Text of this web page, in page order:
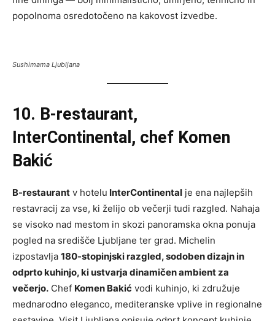
popolnoma osredotočeno na kakovost izvedbe.
Sushimama Ljubljana
10. B-restaurant,
InterContinental, chef Komen
Bakić
B-restaurant v hotelu InterContinental je ena najlepših
restavracij za vse, ki želijo ob večerji tudi razgled. Nahaja
se visoko nad mestom in skozi panoramska okna ponuja
pogled na središče Ljubljane ter grad. Michelin
izpostavlja 180-stopinjski razgled, sodoben dizajn in
odprto kuhinjo, ki ustvarja dinamičen ambient za
večerjo. Chef Komen Bakić vodi kuhinjo, ki združuje
mednarodno eleganco, mediteranske vplive in regionalne